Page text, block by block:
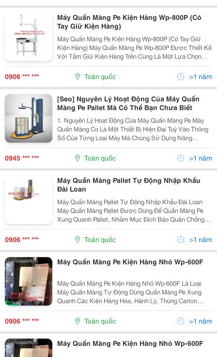
Máy Quấn Màng Pe Kiện Hàng Wp-800P (Có
Tay Giữ Kiện Hàng)
Máy Quấn Màng Pe Kiện Hàng Wp-800P (Có Tay Giữ
Kiện Hàng) Máy Quấn Màng Pe Wp-800P Được Thiết Kế
Với Tấm Giữ Kiện Hàng Trên Cùng Là Một Lựa Chọn
Cho Hàng Hóa Không Ổn Định Và Đảm Bảo Được Đóng
Gói An Toàn. Máy Quấn Màng Pe Kiện Hàng Nhỏ Phù
0906 *** *** Toàn quốc >1 năm
[Seo] Nguyên Lý Hoạt Động Của Máy Quấn
Màng Pe Pallet Mà Có Thể Bạn Chưa Biết
1. Nguyên Lý Hoạt Động Của Máy Quấn Màng Pe Máy
Quấn Màng Co Là Một Thiết Bị Hiện Đại Tuỳ Vào Thông
Số Của Từng Loại Máy Mà Chúng Sử Dụng Năng
Lượng Điện Thực Hiện Quá Trình Quấn Màng Bảo Vệ
Hàng Hóa Khác Nhau Trong Quá Trình Vận Chuyển Và
Lưu Trữ....
0945 *** *** Toàn quốc >1 năm
Máy Quấn Màng Pallet Tự Động Nhập Khẩu
Đài Loan
Máy Quấn Màng Pallet Tự Động Nhập Khẩu Đài Loan
Máy Quấn Màng Pallet Được Dùng Để Quấn Màng Pe
Xung Quanh Pallet, Nhằm Mục Đích Bảo Quản Chống
Ẩm Ướt, Trầy Sướt, Đổ Vỡ Hàng Hóa. Máy Được Sản
Xuất Tại Đài Loan Theo Thiết Kế Và Công Nghệ Của
Nhật Đảm...
0906 *** *** Toàn quốc >1 năm
Máy Quấn Màng Pe Kiện Hàng Nhỏ Wp-600F
Máy Quấn Màng Pe Kiện Hàng Nhỏ Wp-600F Là Loại
Máy Quấn Màng Tự Động Dùng Quấn Màng Pe Xung
Quanh Các Kiện Hàng Hóa, Hành Lý, Thùng Carton
Trong Lĩnh Vực Sản Xuất Đóng Gói, Vận Tải, Giao
Nhận, Sân Bay, Hàng Không&Hellip;Máy Được Sản
Xuất Theo Công...
0906 *** *** Toàn quốc >1 năm
Máy Quấn Màng Pe Kiện Hàng Nhỏ Wp-600F